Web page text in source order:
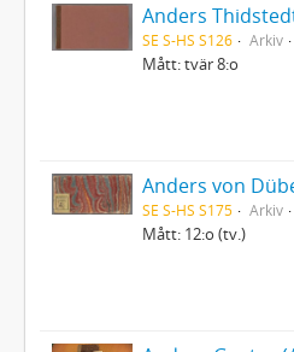
Anders
SE S-HS S126 Arkiv
Mått: tvär 8:o
SE S-HS S175 Arkiv
Mått: 12:o (tv.)